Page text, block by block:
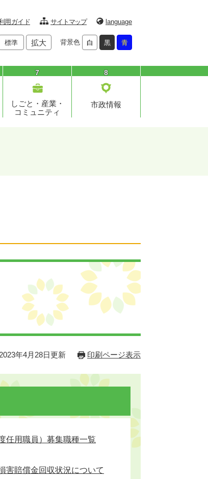
用ガイド サイトマップ language
標準 拡大 背景色 白 黒 青
7
しごと・産業・
コミュニティ
8
市政情報
年4月28日更新 印刷ページ表示
任用職員）募集職種一覧
害賠償金回収状況について